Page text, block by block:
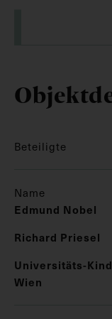
Beteiligte
Name
Edmund Nobel
Richard Priesel
Universitäts-
Wien